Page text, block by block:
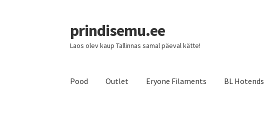
prindisemu.ee
Laos olev kaup Tallinnas samal päeval kätte!
Pood Outlet Eryone Filaments BL Hotends